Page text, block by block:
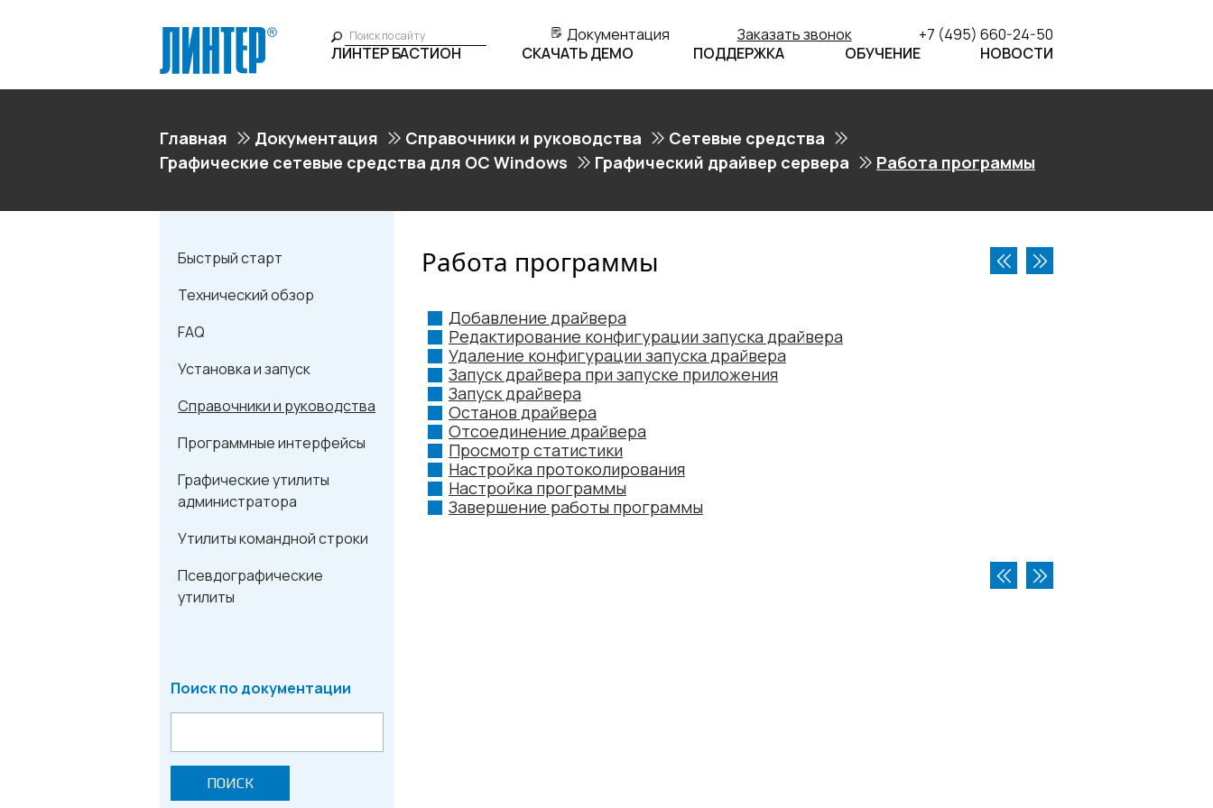
Документация Заказать звонок
+7 (495) 660-24-50
ЛИНТЕР БАСТИОН
СКАЧАТЬ ДЕМО ПОДДЕРЖКА ОБУЧЕНИЕ НОВОСТИ
Главная Документация Справочники и руководства
Сетевые средства
Графические сетевые средства для ОС Windows
Графический драйвер сервера Работа программы
Быстрый старт
Технический обзор
FAQ
Установка и запуск
Справочники и руководства
Программные интерфейсы
Графические утилиты
администратора
Утилиты командной строки
Псевдографические
утилиты
Поиск по документации
ПОИСК
Работа программы
Добавление драйвера
Редактирование конфигурации запуска драйвера
Удаление конфигурации запуска драйвера
Запуск драйвера при запуске приложения
Запуск драйвера
Останов драйвера
Отсоединение драйвера
Просмотр статистики
Настройка протоколирования
Настройка программы
Завершение работы программы